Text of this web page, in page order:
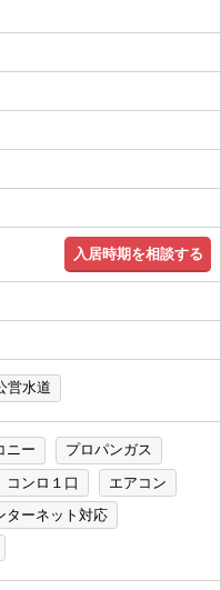
入居時期を相談する
営水道
ニー
プロパンガス
コンロ１口
エアコン
ターネット対応